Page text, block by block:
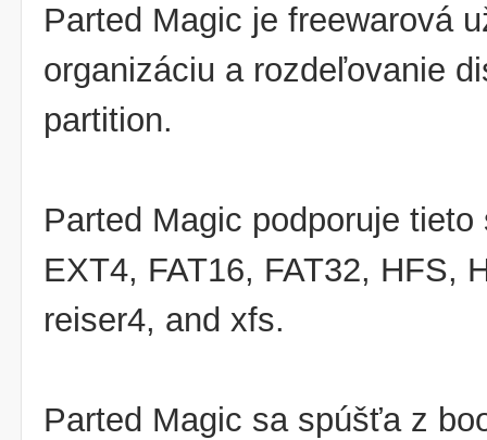
Parted Magic je freewarová
organizáciu a rozdeľovanie
partition.
Parted Magic podporuje
EXT4, FAT16, FAT32, HFS,
reiser4, and xfs.
Parted Magic sa spúšťa z